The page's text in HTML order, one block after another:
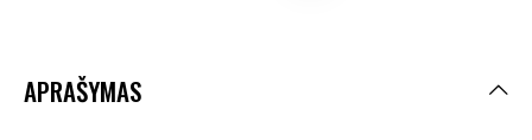
APRAŠYMAS